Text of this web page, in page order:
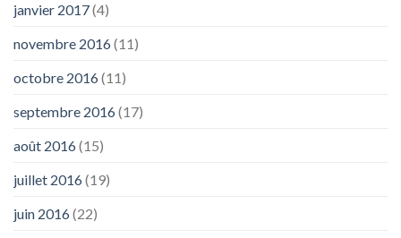
janvier 2017(4)
novembre 2016(11)
octobre 2016(11)
septembre 2016(17)
août 2016(15)
juillet 2016(19)
juin 2016(22)